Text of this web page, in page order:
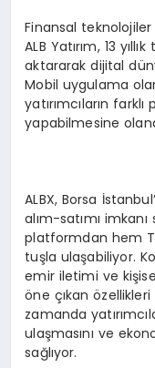
Finansal teknolojiler
ALB Yatırım, 13
aktararak dijital
Mobil uygulama
yatırımcıların
yapabilmesine
ALBX, Borsa
alım-satımı imkanı
platformdan hem
tuşla ulaşabiliyor.
emir iletimi ve
öne çıkan
zamanda
ulaşmasını ve
sağlıyor.